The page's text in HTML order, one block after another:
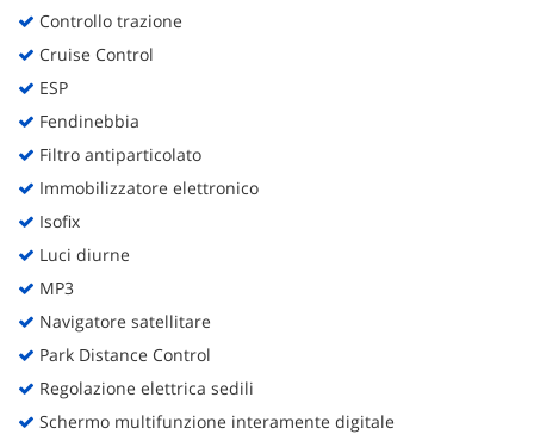
Controllo trazione
Cruise Control
ESP
Fendinebbia
Filtro antiparticolato
Immobilizzatore elettronico
Isofix
Luci diurne
MP3
Navigatore satellitare
Park Distance Control
Regolazione elettrica sedili
Schermo multifunzione interamente digitale